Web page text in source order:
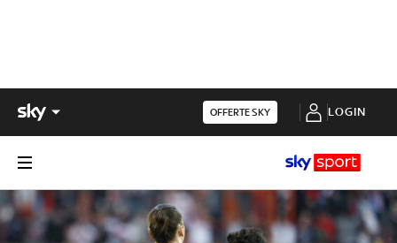
OFFERTE SKY LOGIN